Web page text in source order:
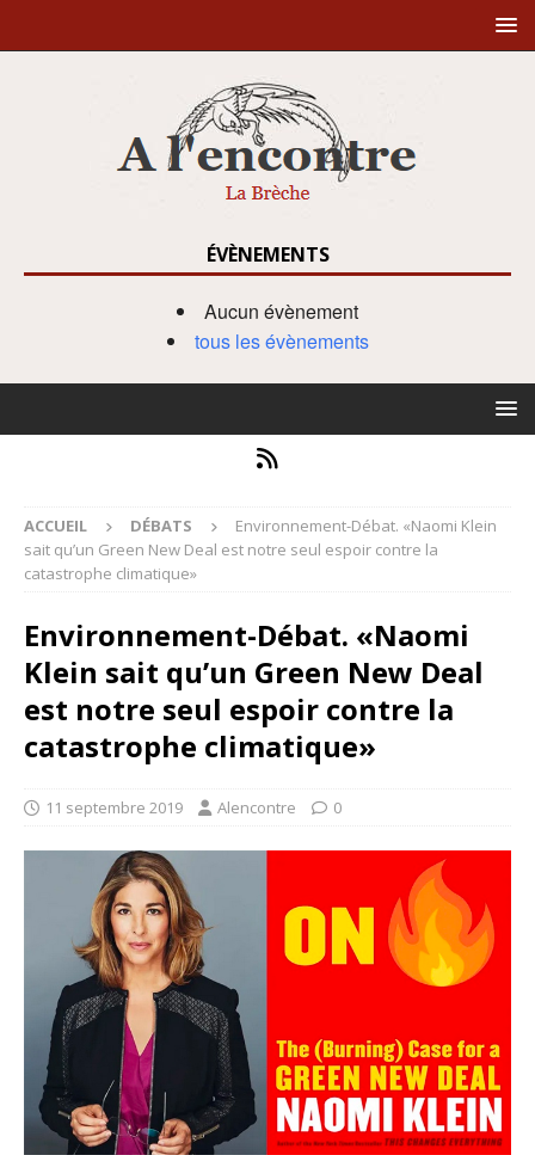
ÉVÈNEMENTS
Aucun évènement
tous les évènements
ACCUEIL DÉBATS
Environnement-Débat. «Naomi Klein
sait qu’un Green New Deal est notre seul espoir contre la
catastrophe climatique»
Environnement-Débat. «Naomi
Klein sait qu’un Green New Deal
est notre seul espoir contre la
catastrophe climatique»
11 septembre 2019 Alencontre 0